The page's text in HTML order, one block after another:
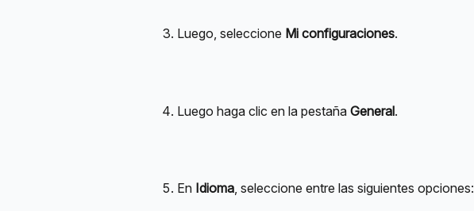
Luego, seleccione Mi configuraciones.
Luego haga clic en la pestaña General.
En Idioma , seleccione entre las siguientes opciones: